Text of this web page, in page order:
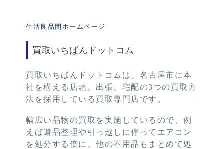
生活良品間ホームページ
買取いちばんドットコム
買取いちばんドットコムは、名古屋市に本
社を構える店頭、出張、宅配の3つの買取方
法を採用している買取専門店です。
幅広い品物の買取を実施しているので、例
えば遺品整理や引っ越しに伴ってエアコン
を処分する倍に、他の不用品もまとめて処